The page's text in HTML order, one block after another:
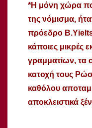
*Η μόνη χώρα
της νόμισμα,
πρόεδρο
κάποιες μικρές
γραμματίων, τα
κατοχή τους
καθόλου
αποκλειστικά